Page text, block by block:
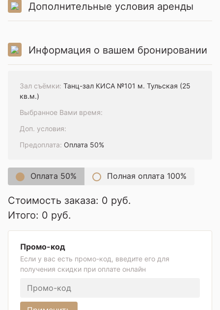
Дополнительные условия аренды
Информация о вашем бронировании
Зал съёмки: Танц-зал КИСА №101 м. Тульская (25
кв.м.)
Выбранное Вами время:
Доп. условия:
Предоплата: Оплата 50%
Оплата 50% Полная оплата 100%
Стоимость заказа: 0 руб.
Итого: 0 руб.
Промо-код
Если у вас есть промо-код, введите его для
получения скидки при оплате онлайн